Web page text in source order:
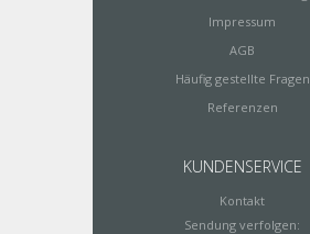
Impressum
AGB
Häufig gestellte Fragen
Referenzen
KUNDENSERVICE
Kontakt
Sendung verfolgen: